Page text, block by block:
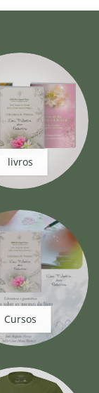
livros
Cursos